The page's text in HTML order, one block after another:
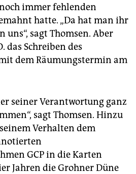
immer fehlenden
hatte. „Da hat man ihr
uns“, sagt Thomsen. Aber
das Schreiben des
dem Räumungstermin am
seiner Verantwortung ganz
sagt Thomsen. Hinzu
Verhalten dem
GCP in die Karten
Jahren die Grohner Düne